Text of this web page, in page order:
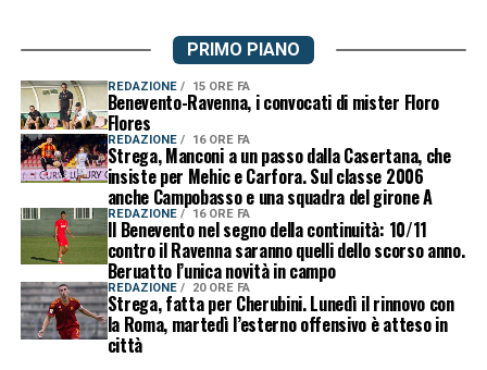
PRIMO PIANO
REDAZIONE 15 ORE FA
Benevento-Ravenna, i convocati di mister Floro
Flores
REDAZIONE 16 ORE FA
Strega, Manconi a un passo dalla Casertana, che
insiste per Mehic e Carfora. Sul classe 2006
anche Campobasso e una squadra del girone A
REDAZIONE 16 ORE FA
Il Benevento nel segno della continuità: 10/11
contro il Ravenna saranno quelli dello scorso anno.
Beruatto l’unica novità in campo
REDAZIONE 20 ORE FA
Strega, fatta per Cherubini. Lunedì il rinnovo con
la Roma, martedì l’esterno offensivo è atteso in
città